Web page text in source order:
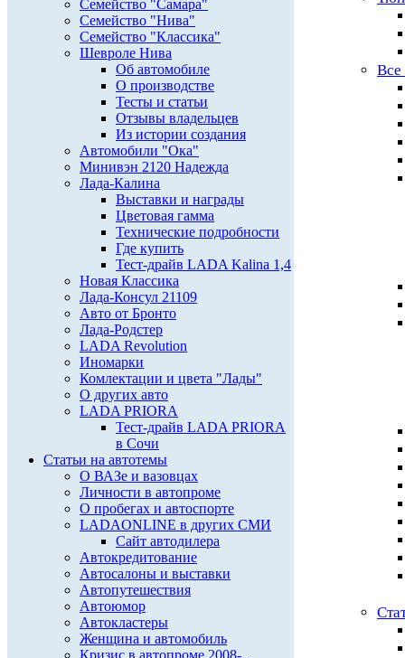
Семейство "Самара"
Семейство "Нива"
Семейство "Классика"
Шевроле Нива
Об автомобиле
О производстве
Тесты и статьи
Отзывы владельцев
Из истории создания
Автомобили "Ока"
Минивэн 2120 Надежда
Лада-Калина
Выставки и награды
Цветовая гамма
Технические подробности
Где купить
Тест-драйв LADA Kalina 1,4
Новая Классика
Лада-Консул 21109
Авто от Бронто
Лада-Родстер
LADA Revolution
Иномарки
Комлектации и цвета "Лады"
О других авто
LADA PRIORA
Тест-драйв LADA PRIORA
в Сочи
Статьи на автотемы
О ВАЗе и вазовцах
Личности в автопроме
О пробегах и автоспорте
LADAONLINE в других СМИ
Сайт автодилера
Автокредитование
Автосалоны и выставки
Автопутешествия
Автоюмор
Автокластеры
Женщина и автомобиль
Кризис в автопроме 2008-...
Все